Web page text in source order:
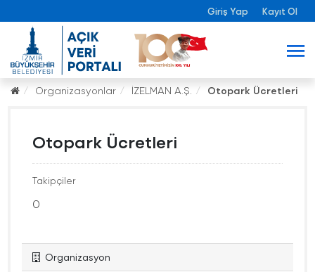
Giriş Yap Kayıt Ol
Organizasyonlar İZELMAN A.Ş. Otopark Ücretleri
Otopark Ücretleri
Takipçiler
0
Organizasyon